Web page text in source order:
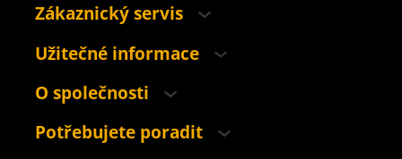
Zákaznický servis
Užitečné informace
O společnosti
Potřebujete poradit